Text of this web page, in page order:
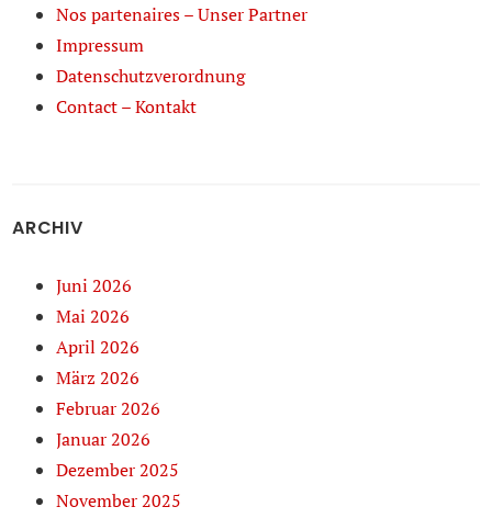
Nos partenaires – Unser Partner
Impressum
Datenschutzverordnung
Contact – Kontakt
ARCHIV
Juni 2026
Mai 2026
April 2026
März 2026
Februar 2026
Januar 2026
Dezember 2025
November 2025